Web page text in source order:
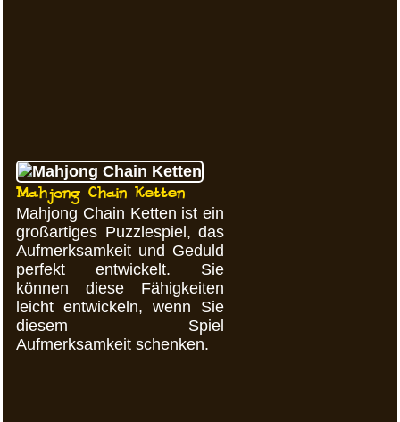
Mahjong Chain Ketten
Mahjong Chain Ketten ist ein
großartiges Puzzlespiel, das
Aufmerksamkeit und Geduld
perfekt entwickelt. Sie
können diese Fähigkeiten
leicht entwickeln, wenn Sie
diesem Spiel
Aufmerksamkeit schenken.